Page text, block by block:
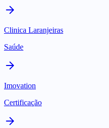
Clinica Laranjeiras
Saúde
Imovation
Certificação